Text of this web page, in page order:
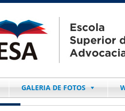
GALERIA DE FOTOS